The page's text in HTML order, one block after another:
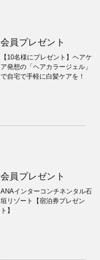
会員プレゼント
【10名様にプレゼント】ヘアケ
ア発想の「ヘアカラージェル」
で自宅で手軽に白髪ケアを！
会員プレゼント
ANAインターコンチネンタル石
垣リゾート【宿泊券プレゼン
ト】